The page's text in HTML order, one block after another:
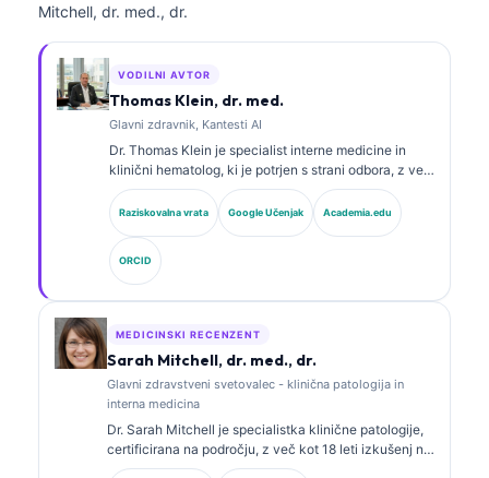
Mitchell, dr. med., dr.
VODILNI AVTOR
Thomas Klein, dr. med.
Glavni zdravnik, Kantesti AI
Dr. Thomas Klein je specialist interne medicine in
klinični hematolog, ki je potrjen s strani odbora, z več
kot 15 leti izkušenj na področju laboratorijske
medicine in z analizo kliničnih podatkov s pomočjo
umetne inteligence. Kot glavni medicinski direktor pri
Kantesti AI zagotavlja klinični nadzor nad medicinsko
točnostjo lastniškega nevronskega omrežja. Dr. Klein
je obsežno objavljal na področju interpretacije
biomarkerjev in laboratorijske diagnostike na temo
Raziskovalna vrata Google Učenjak Academia.edu
ORCID
MEDICINSKI RECENZENT
Sarah Mitchell, dr. med., dr.
Glavni zdravstveni svetovalec - klinična patologija in
interna medicina
Dr. Sarah Mitchell je specialistka klinične patologije,
certificirana na področju, z več kot 18 leti izkušenj na
področju laboratorijske medicine in diagnostične